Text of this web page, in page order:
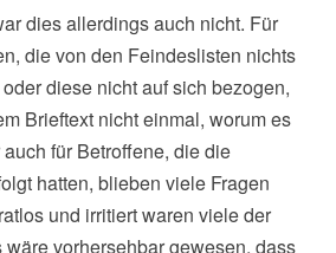
dies allerdings auch nicht. Für
die von den Feindeslisten nichts
diese nicht auf sich bezogen,
Brieftext nicht einmal, worum es
für Betroffene, die die
hatten, blieben viele Fragen
und irritiert waren viele der
vorhersehbar gewesen, dass